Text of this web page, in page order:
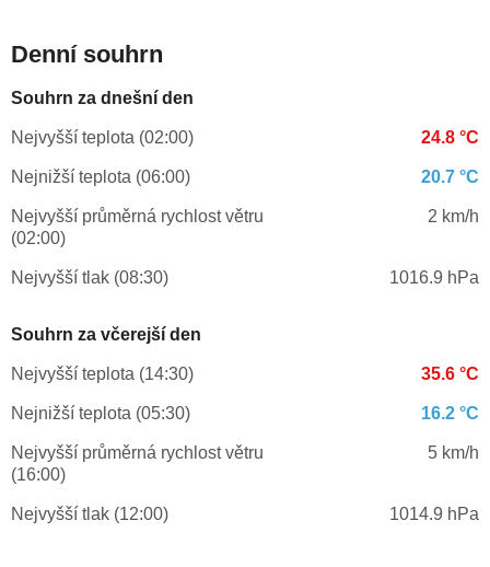
Denní souhrn
Souhrn za dnešní den
Nejvyšší teplota (02:00) 24.8 °C
Nejnižší teplota (06:00) 20.7 °C
Nejvyšší průměrná rychlost větru
(02:00)
2 km/h
Nejvyšší tlak (08:30) 1016.9 hPa
Souhrn za včerejší den
Nejvyšší teplota (14:30) 35.6 °C
Nejnižší teplota (05:30) 16.2 °C
Nejvyšší průměrná rychlost větru
(16:00)
5 km/h
Nejvyšší tlak (12:00) 1014.9 hPa